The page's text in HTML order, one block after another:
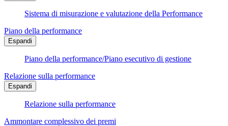
Sistema di misurazione e valutazione della Performance
Piano della performance
Espandi
Piano della performance/Piano esecutivo di gestione
Relazione sulla performance
Espandi
Relazione sulla performance
Ammontare complessivo dei premi